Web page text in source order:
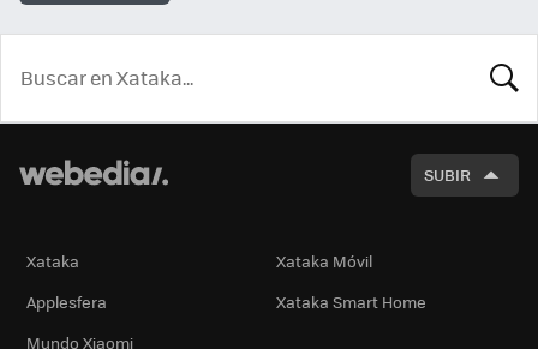
SUBIR
Xataka
Xataka Móvil
Applesfera
Xataka Smart Home
Mundo Xiaomi